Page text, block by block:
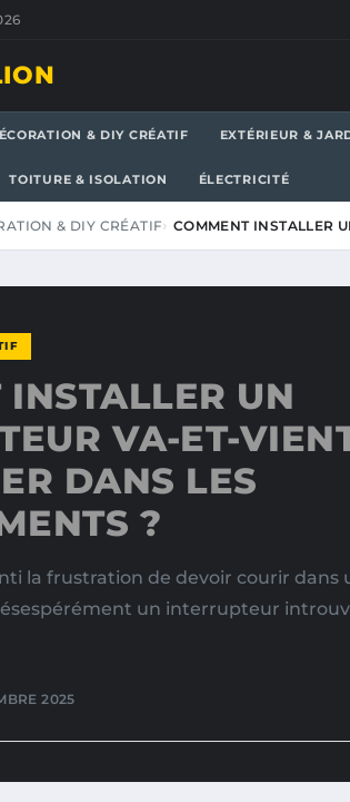
& DIY CRÉATIF EXTÉRIEUR &
TOITURE & ISOLATION ÉLECTRICITÉ
& DIY CRÉATIF COMMENT INSTALLER
UN
VA-ET-
DANS LES
?
la frustration de devoir courir dans
un interrupteur
2025